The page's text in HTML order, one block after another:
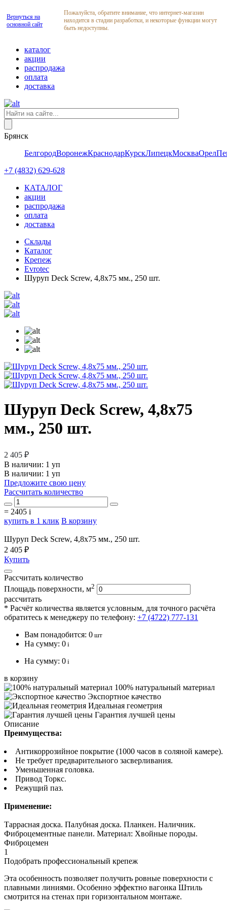
Вернуться на
основной сайт
Пожалуйста, обратите внимание, что интернет-магазин
находится в стадии разработки, и некоторые функции могут
быть недоступны.
каталог
акции
распродажа
оплата
доставка
Брянск
БелгородВоронежКраснодарКурскЛипецкМоскваОрел
+7 (4832) 629-628
КАТАЛОГ
акции
распродажа
оплата
доставка
Склады
Каталог
Крепеж
Evrotec
Шуруп Deck Screw, 4,8х75 мм., 250 шт.
Шуруп Deck Screw, 4,8х75
мм., 250 шт.
2 405 ₽
В наличии: 1 уп
В наличии: 1 уп
Предложите свою цену
Рассчитать количество
= 2405 i
купить в 1 клик В корзину
Шуруп Deck Screw, 4,8х75 мм., 250 шт.
2 405 ₽
Купить
Рассчитать количество
Площадь поверхности, м2
рассчитать
* Расчёт количества является условным, для точного расчёта
обратитесь к менеджеру по телефону: +7 (4722) 777-131
Вам понадобится: 0 шт
На сумму: 0 i
На сумму: 0 i
в корзину
100% натуральный материал
Экспортное качество
Идеальная геометрия
Гарантия лучшей цены
Описание
Преимущества:
Антикоррозийное покрытие (1000 часов в соляной камере).
Не требует предварительного засверливания.
Уменьшенная головка.
Привод Торкс.
Режущий паз.
Применение:
Таррасная доска. Палубная доска. Планкен. Наличник.
Фиброцементные панели. Материал: Хвойные породы.
Фиброцемен
1
Подобрать профессиональный крепеж
Эта особенность позволяет получить ровные поверхности с
плавными линиями. Особенно эффектно вагонка Штиль
смотрится на стенах при горизонтальном монтаже.